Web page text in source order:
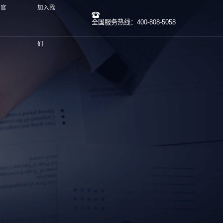
加入我
们
全国服务热线：400-808-5058